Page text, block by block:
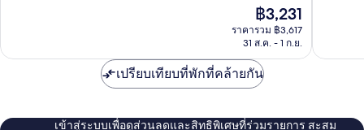
ราคา
ปัจจุบัน
คือ
฿3,231
ราคารวม ฿3,617
31 ส.ค. - 1 ก.ย.
เปรียบเทียบที่พักที่คล้ายกัน
เข้าสู่ระบบเพื่อดูส่วนลดและสิทธิพิเศษที่ร่วมรายการ สะสม